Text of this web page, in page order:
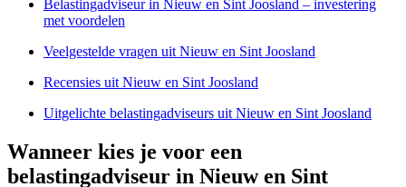
Belastingadviseur in Nieuw en Sint Joosland – investering
met voordelen
Veelgestelde vragen uit Nieuw en Sint Joosland
Recensies uit Nieuw en Sint Joosland
Uitgelichte belastingadviseurs uit Nieuw en Sint Joosland
Wanneer kies je voor een
belastingadviseur in Nieuw en Sint